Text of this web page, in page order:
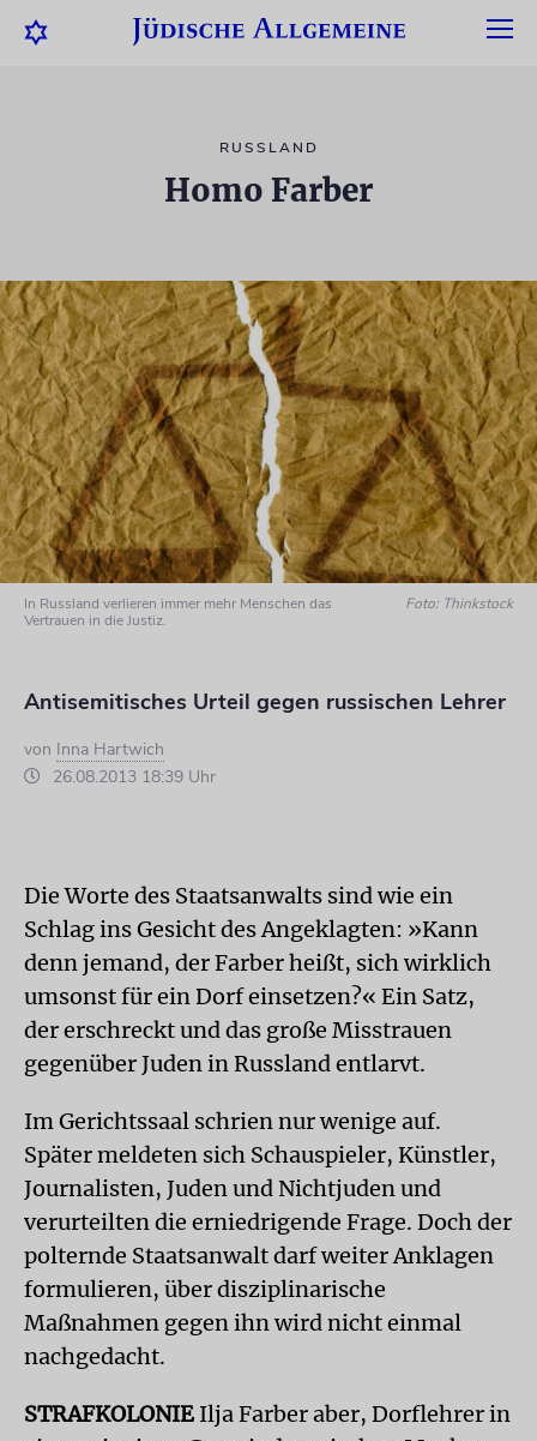
RUSSLAND
Homo Farber
In Russland verlieren immer mehr Menschen das
Vertrauen in die Justiz.
Foto: Thinkstock
Antisemitisches Urteil gegen russischen Lehrer
von Inna Hartwich
26.08.2013 18:39 Uhr
Die Worte des Staatsanwalts sind wie ein
Schlag ins Gesicht des Angeklagten: »Kann
denn jemand, der Farber heißt, sich wirklich
umsonst für ein Dorf einsetzen?« Ein Satz,
der erschreckt und das große Misstrauen
gegenüber Juden in Russland entlarvt.
Im Gerichtssaal schrien nur wenige auf.
Später meldeten sich Schauspieler, Künstler,
Journalisten, Juden und Nichtjuden und
verurteilten die erniedrigende Frage. Doch der
polternde Staatsanwalt darf weiter Anklagen
formulieren, über disziplinarische
Maßnahmen gegen ihn wird nicht einmal
nachgedacht.
STRAFKOLONIE Ilja Farber aber, Dorflehrer in